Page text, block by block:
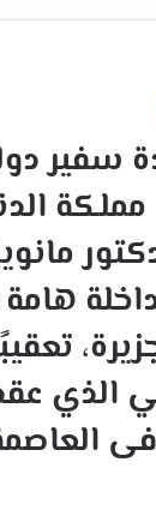
سفير
هامة
الذي
فى